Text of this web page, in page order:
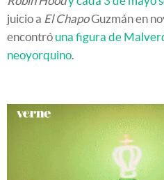
juicio a El ChapoGuzmán en
encontró una figura de
neoyorquino.